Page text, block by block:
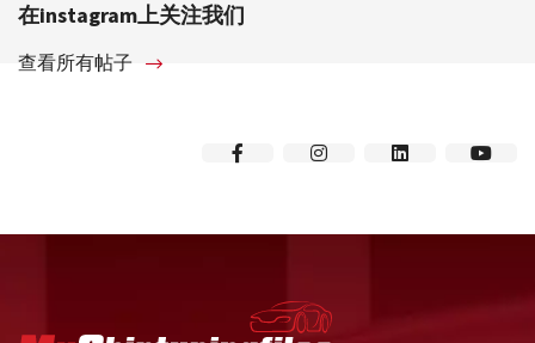
在instagram上关注我们
查看所有帖子